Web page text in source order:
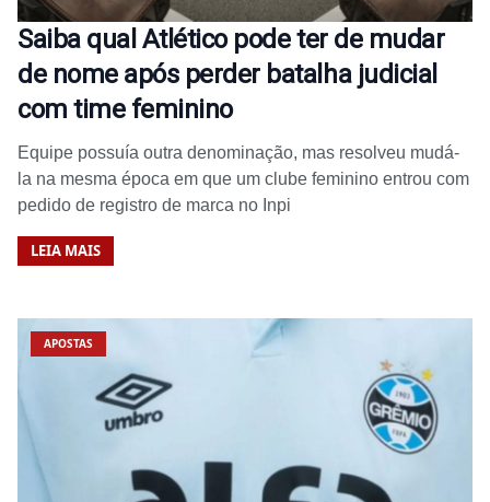
Saiba qual Atlético pode ter de mudar
de nome após perder batalha judicial
com time feminino
Equipe possuía outra denominação, mas resolveu mudá-
la na mesma época em que um clube feminino entrou com
pedido de registro de marca no Inpi
LEIA MAIS
APOSTAS